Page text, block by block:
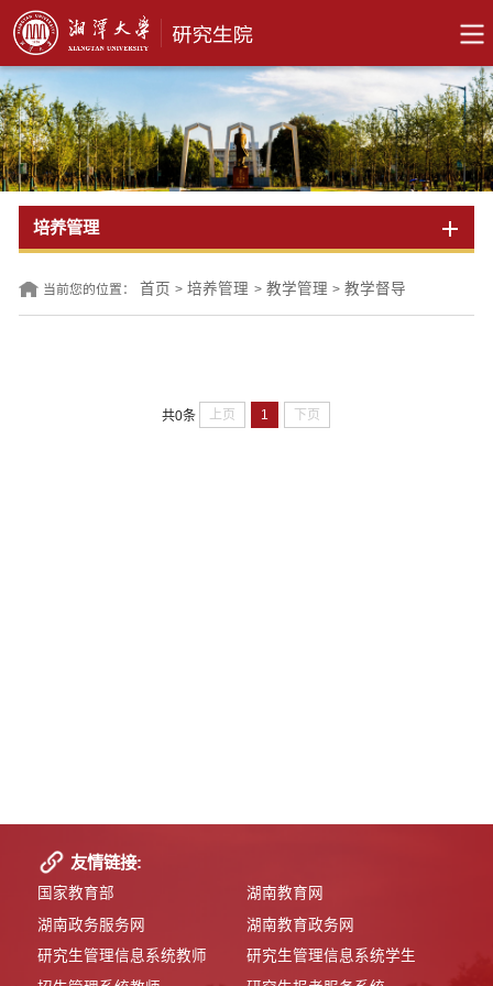
培养管理
当前您的位置： 首页 > 培养管理 > 教学管理 > 教学督导
共0条 上页 1 下页
友情链接:
国家教育部
湖南教育网
湖南政务服务网
湖南教育政务网
研究生管理信息系统教师
研究生管理信息系统学生